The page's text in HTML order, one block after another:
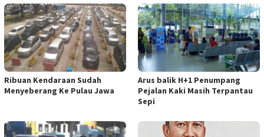
Ribuan Kendaraan Sudah
Menyeberang Ke Pulau Jawa
Arus balik H+1 Penumpang
Pejalan Kaki Masih Terpantau
Sepi